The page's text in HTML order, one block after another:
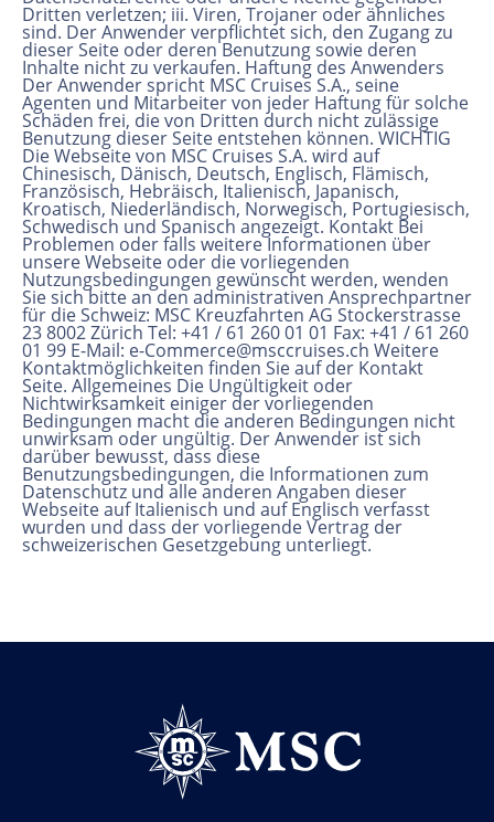
Dritten verletzen; iii. Viren, Trojaner oder ähnliches
sind. Der Anwender verpflichtet sich, den Zugang zu
dieser Seite oder deren Benutzung sowie deren
Inhalte nicht zu verkaufen. Haftung des Anwenders
Der Anwender spricht MSC Cruises S.A., seine
Agenten und Mitarbeiter von jeder Haftung für solche
Schäden frei, die von Dritten durch nicht zulässige
Benutzung dieser Seite entstehen können. WICHTIG
Die Webseite von MSC Cruises S.A. wird auf
Chinesisch, Dänisch, Deutsch, Englisch, Flämisch,
Französisch, Hebräisch, Italienisch, Japanisch,
Kroatisch, Niederländisch, Norwegisch, Portugiesisch,
Schwedisch und Spanisch angezeigt. Kontakt Bei
Problemen oder falls weitere Informationen über
unsere Webseite oder die vorliegenden
Nutzungsbedingungen gewünscht werden, wenden
Sie sich bitte an den administrativen Ansprechpartner
für die Schweiz: MSC Kreuzfahrten AG Stockerstrasse
23 8002 Zürich Tel: +41 / 61 260 01 01 Fax: +41 / 61 260
01 99 E-Mail: e-Commerce@msccruises.ch Weitere
Kontaktmöglichkeiten finden Sie auf der Kontakt
Seite. Allgemeines Die Ungültigkeit oder
Nichtwirksamkeit einiger der vorliegenden
Bedingungen macht die anderen Bedingungen nicht
unwirksam oder ungültig. Der Anwender ist sich
darüber bewusst, dass diese
Benutzungsbedingungen, die Informationen zum
Datenschutz und alle anderen Angaben dieser
Webseite auf Italienisch und auf Englisch verfasst
wurden und dass der vorliegende Vertrag der
schweizerischen Gesetzgebung unterliegt.